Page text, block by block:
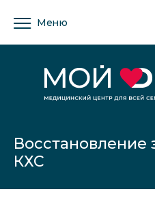
Меню
Восстановление
КХС